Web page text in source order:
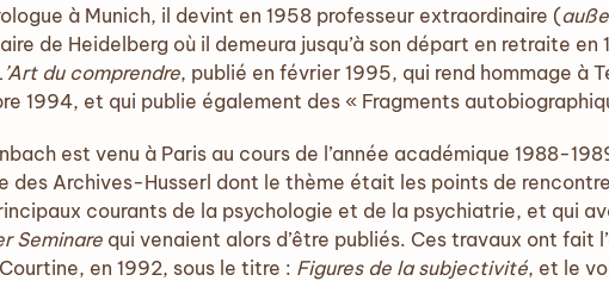
à Munich, il devint en 1958 professeur extraordinaire (
de Heidelberg où il demeura jusqu’à son départ en retraite
du comprendre, publié en février 1995, qui rend hommage à
1994, et qui publie également des « Fragments
est venu à Paris au cours de l’année académique 1988-
des Archives-Husserl dont le thème était les points de
courants de la psychologie et de la psychiatrie, et qui
Seminare qui venaient alors d’être publiés. Ces travaux ont fait
en 1992, sous le titre : Figures de la subjectivité, et le